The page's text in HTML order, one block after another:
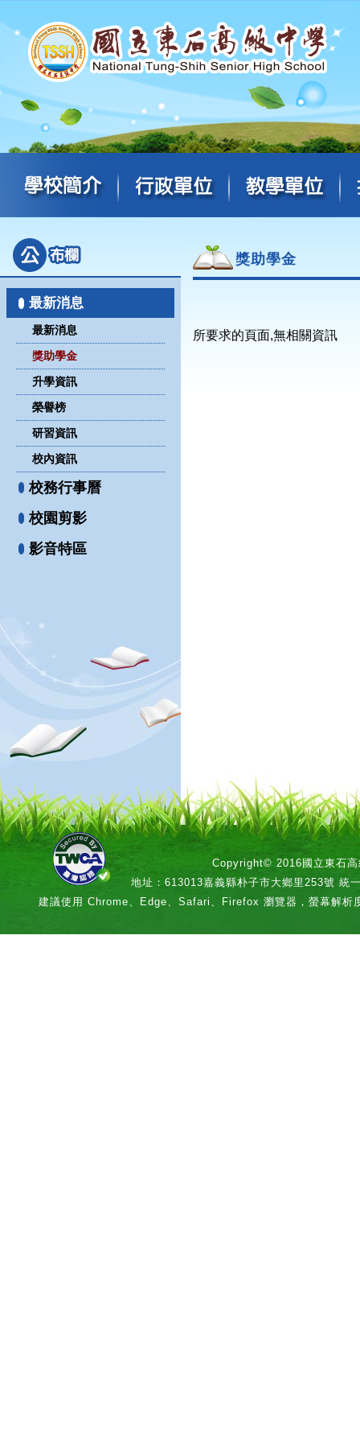
最新消息
最新消息
獎助學金
升學資訊
榮譽榜
研習資訊
校內資訊
校務行事曆
校園剪影
影音特區
獎助學金
所要求的頁面,無相關資訊
Copyright© 2016國立東石高
地址：613013嘉義縣朴子市大鄉里253號 統
建議使用 Chrome、Edge、Safari、Firefox 瀏覽器，螢幕解